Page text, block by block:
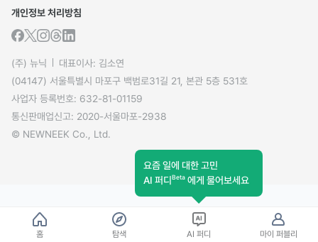
개인정보 처리방침
(주) 뉴닉
대표이사: 김소연
(04147) 서울특별시 마포구 백범로31길 21, 본관 5층 531호
사업자 등록번호: 632-81-01159
통신판매업신고: 2020-서울마포-2938
© NEWNEEK Co., Ltd.
홈 탐색
요즘 일에 대한 고민
AI 퍼디Beta 에게 물어보세요
AI 퍼디 마이 퍼블리